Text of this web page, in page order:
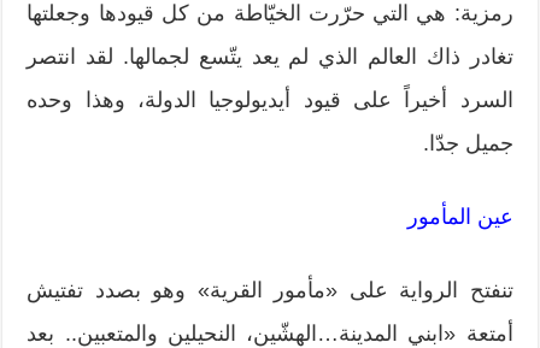
رمزية: هي التي حرّرت الخيّاطة من كل قيودها وجعلتها
تغادر ذاك العالم الذي لم يعد يتّسع لجمالها. لقد انتصر
السرد أخيراً على قيود أيديولوجيا الدولة، وهذا وحده
جميل جدّا.
عين المأمور
تنفتح الرواية على «مأمور القرية» وهو بصدد تفتيش
أمتعة «ابني المدينة…الهشّين، النحيلين والمتعبين.. بعد